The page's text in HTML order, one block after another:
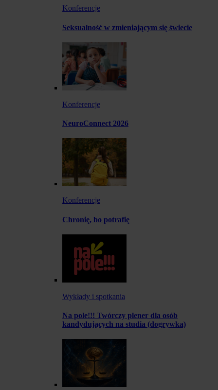
Konferencje
Seksualność w zmieniającym się świecie
Konferencje
NeuroConnect 2026
Konferencje
Chronię, bo potrafię
Wykłady i spotkania
Na pole!!! Twórczy plener dla osób
kandydujących na studia (dogrywka)